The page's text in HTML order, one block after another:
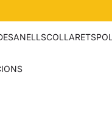
ANELLSCOLLARETS